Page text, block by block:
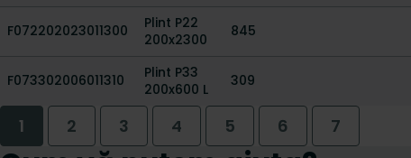
F072202023011300
Plint P22
200x2300
845
F073302006011310
Plint P33
200x600 L
309
1 2 3 4 5 6 7